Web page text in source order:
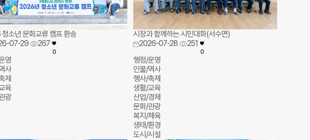
소년 문화교류 캠프 환송
07-29
267
0
영
사
제
육
광
시장과 함께하는 시민대화(서수면)
2026-07-28
251
0
행정/운영
인물/역사
행사/축제
생활/교육
산업/경제
문화/관광
복지/체육
생태/환경
도시/시설